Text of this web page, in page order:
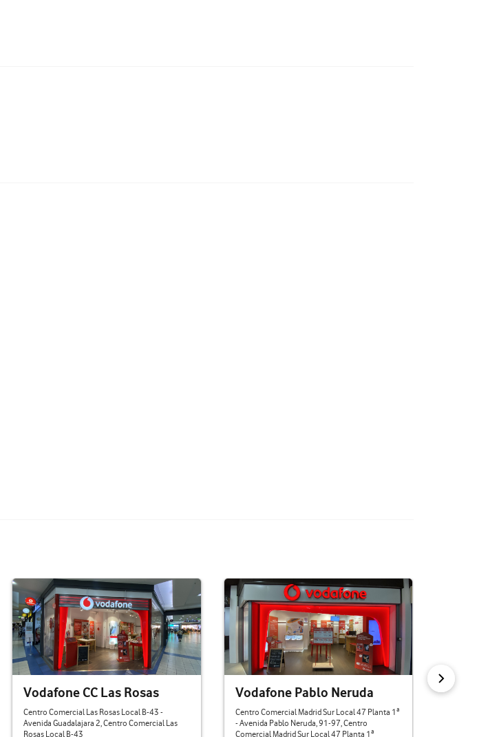
Vodafone CC Las Rosas
Centro Comercial Las Rosas Local B-43 -
Avenida Guadalajara 2, Centro Comercial Las
Rosas Local B-43
Vodafone Pablo Neruda
Centro Comercial Madrid Sur Local 47 Planta 1ª
- Avenida Pablo Neruda, 91-97, Centro
Comercial Madrid Sur Local 47 Planta 1ª